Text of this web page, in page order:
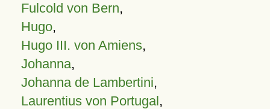
Fulcold von Bern,
Hugo,
Hugo III. von Amiens,
Johanna,
Johanna de Lambertini,
Laurentius von Portugal,